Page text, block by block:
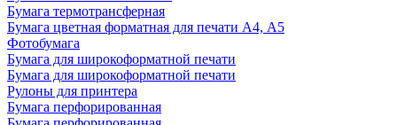
Бумага термотрансферная
Бумага цветная форматная для печати А4, А5
Фотобумага
Бумага для широкоформатной печати
Бумага для широкоформатной печати
Рулоны для принтера
Бумага перфорированная